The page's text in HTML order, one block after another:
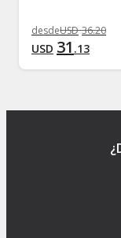
desdeUSD 36.20
USD 31 .13